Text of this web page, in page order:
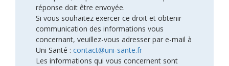
réponse doit être envoyée.
Si vous souhaitez exercer ce droit et obtenir
communication des informations vous
concernant, veuillez-vous adresser par e-mail à
Uni Santé : contact@uni-sante.fr
Les informations qui vous concernent sont